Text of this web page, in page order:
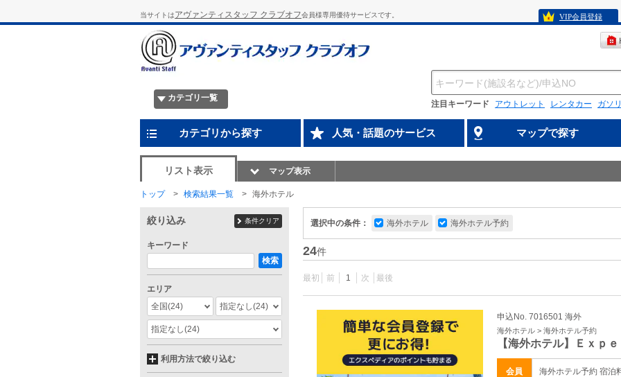
当サイトはアヴァンティスタッフ クラブオフ会員様専用優待サービスです。 VIP会員登録
カテゴリ一覧
注目キーワード アウトレット レンタカー ガソ
カテゴリから探す 人気・話題のサービス マップで探す
リスト表示 マップ表示
トップ 検索結果一覧 海外ホテル
選択中の条件： 海外ホテル 海外ホテル予約
24件
最初 前 1 次 最後
申込No. 7016501 海外
海外ホテル > 海外ホテル予約
【海外ホテル】Ｅｘｐｅ
会員
海外ホテル予約 宿
絞り込み 条件クリア
キーワード
検索
エリア
全国(24) 指定なし(24)
指定なし(24)
利用方法で絞り込む